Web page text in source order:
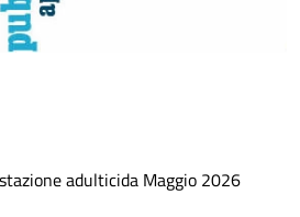
adulticida Maggio 2026